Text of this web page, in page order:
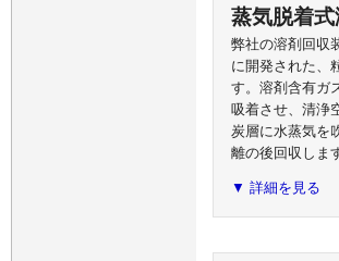
蒸気脱着
弊社の溶剤回収
に開発された、
す。溶剤含有ガ
吸着させ、清浄
炭層に水蒸気を
離の後回収しま
▼ 詳細を見る